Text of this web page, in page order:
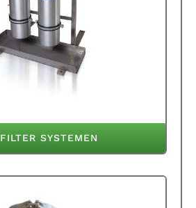
FILTER SYSTEMEN